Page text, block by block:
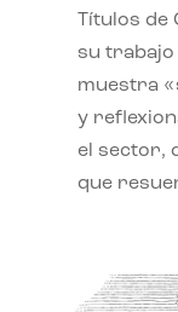
Títulos de
su trabajo
muestra
y
el sector,
que